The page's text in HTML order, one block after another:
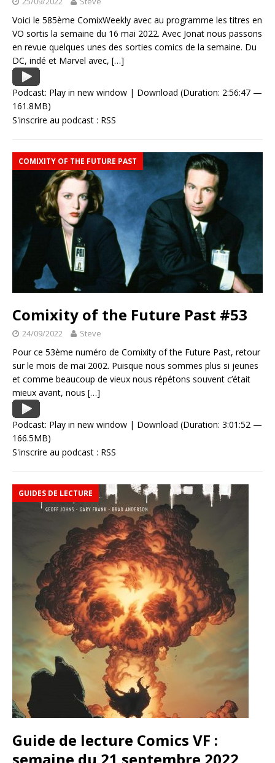
Voici le 585ème ComixWeekly avec au programme les titres en
VO sortis la semaine du 16 mai 2022. Avec Jonat nous passons
en revue quelques unes des sorties comics de la semaine. Du
DC, indé et Marvel avec, […]
Podcast: Play in new window | Download (Duration: 2:56:47 —
161.8MB)
S'inscrire au podcast : RSS
COMIXITY OF THE FUTURE PAST
Comixity of the Future Past #53
24/09/2022 Steve
Pour ce 53ème numéro de Comixity of the Future Past, retour
sur le mois de mai 2002. Puisque nous sommes plus si jeunes
et comme beaucoup de vieux nous répétons souvent c’était
mieux avant, nous […]
Podcast: Play in new window | Download (Duration: 3:01:52 —
166.5MB)
S'inscrire au podcast : RSS
GUIDES DE LECTURE
Guide de lecture Comics VF :
semaine du 21 septembre 2022